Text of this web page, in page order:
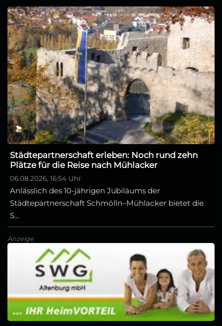
Städtepartnerschaft erleben: Noch rund zehn
Plätze für die Reise nach Mühlacker
06.08.2026, 16:54 Uhr
Anlässlich des 10-jährigen Jubiläums der
Städtepartnerschaft Schmölln–Mühlacker bietet die
S...
Anzeige